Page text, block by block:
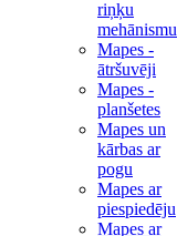
riņķu
mehānismu
Mapes -
ātršuvēji
Mapes -
planšetes
Mapes un
kārbas ar
pogu
Mapes ar
piespiedēju
Mapes ar